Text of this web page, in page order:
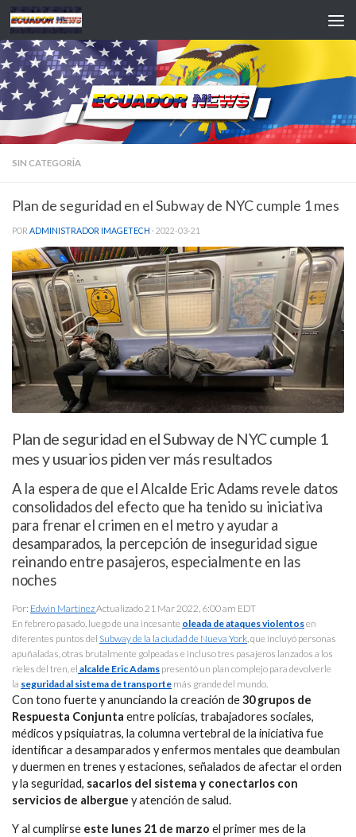
Saltar al contenido
SIN CATEGORÍA
Plan de seguridad en el Subway de NYC cumple 1 mes
POR ADMINISTRADOR IMAGETECH · 2022-03-21
Plan de seguridad en el Subway de NYC cumple 1
mes y usuarios piden ver más resultados
A la espera de que el Alcalde Eric Adams revele datos
consolidados del efecto que ha tenido su iniciativa
para frenar el crimen en el metro y ayudar a
desamparados, la percepción de inseguridad sigue
reinando entre pasajeros, especialmente en las
noches
Por: Edwin MartínezActualizado 21 Mar 2022, 6:00 am EDT
En febrero pasado, luego de una incesante oleada de ataques violentosen
diferentes puntos del Subway de la la ciudad de Nueva York, que incluyó personas
apuñaladas, otras brutalmente golpeadas e incluso tres pasajeros lanzados a los
rieles del tren, el alcalde Eric Adams presentó un plan complejo para devolverle
la seguridad al sistema de transporte más grande del mundo.
Con tono fuerte y anunciando la creación de30 grupos de
Respuesta Conjunta entre policías, trabajadores sociales,
médicos y psiquiatras, la columna vertebral de la iniciativa fue
identificar a desamparados y enfermos mentales que deambulan
y duermen en trenes y estaciones, señalados de afectar el orden
y la seguridad, sacarlos del sistema y conectarlos con
servicios de albergue y atención de salud.
Y al cumplirse este lunes 21 de marzo el primer mes de la